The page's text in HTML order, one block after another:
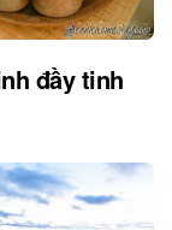
đầy tinh